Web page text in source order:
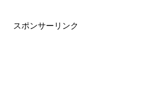
スポンサーリンク